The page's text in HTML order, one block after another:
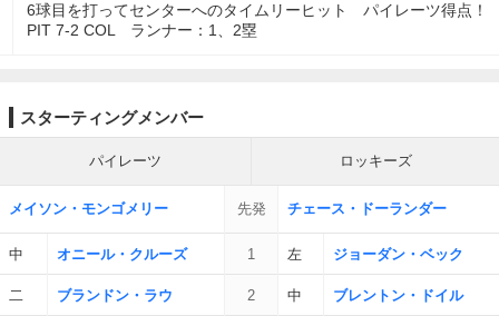
6球目を打ってセンターへのタイムリーヒット パイレーツ得点！
PIT 7-2 COL ランナー：1、2塁
スターティングメンバー
パイレーツ ロッキーズ
メイソン・モンゴメリー 先発 チェース・ドーランダー
中 オニール・クルーズ 1 左 ジョーダン・ベック
二 ブランドン・ラウ 2 中 ブレントン・ドイル